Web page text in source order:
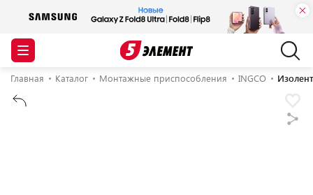
Главная Каталог Монтажные приспособления INGCO